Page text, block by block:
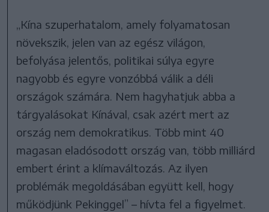
„Kína szuperhatalom, amely folyamatosan
növekszik, jelen van az egész világon,
befolyása jelentős, politikai súlya egyre
nagyobb és egyre vonzóbbá válik a déli
országok számára. Nem hagyhatjuk abba a
tárgyalásokat Kínával, csak azért mert az
ország nem demokratikus. Több mint 40
magasan eladósodott ország van, több milliárd
embert érint a klímaváltozás. Az ilyen
problémák megoldásában együtt kell, hogy
működjünk Pekinggel” – hívta fel a figyelmet.